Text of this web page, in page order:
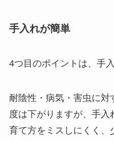
手入れが簡単
4つ目のポイントは、手
耐陰性・病気・害虫に
度は下がりますが、手
育て方をミスしにくく、